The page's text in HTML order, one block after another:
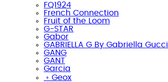
FQ1924
French Connection
Fruit of the Loom
G-STAR
Gabor
GABRIELLA G By Gabriella Gucci
GANG
GANT
Garcia
﹢ Geox